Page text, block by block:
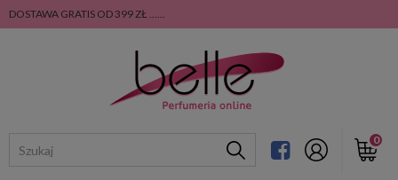
DOSTAWA GRATIS OD 399 ZŁ ......
0